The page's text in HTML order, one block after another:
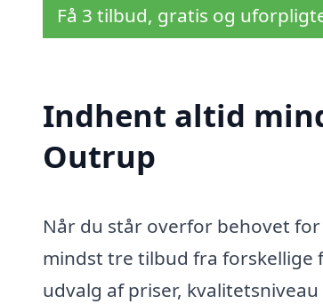
Få 3 tilbud, gratis og
Indhent altid
Outrup
Når du står overfor behovet
mindst tre tilbud fra forskellige
udvalg af priser,